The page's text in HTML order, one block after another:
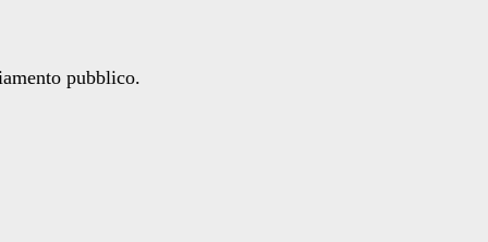
pubblico.